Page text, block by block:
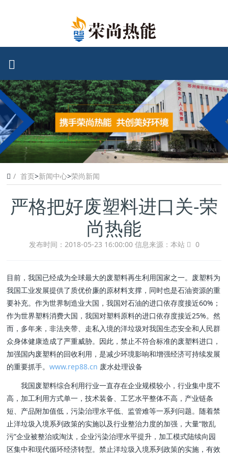
首页>新闻中心>荣尚新闻
严格把好废塑料进口关-荣
尚热能
发布时间：2018-05-23 16:00:00 信息来源：本站 0
目前，我国已经成为全球最大的废塑料再生利用国家之一。废塑料为
我国工业发展提供了质优价廉的原材料支撑，同时也是石油资源的重
要补充。作为世界制造业大国，我国对石油的进口依存度接近60%；
作为世界塑料消费大国，我国对塑料原料的进口依存度接近25%。然
而，多年来，非法夹带、走私入境的洋垃圾对我国生态安全和人民群
众身体健康造成了严重威胁。因此，禁止不符合标准的废塑料进口，
加强国内废塑料的回收利用，是减少环境影响和增强经济可持续发展
的重要抓手。www.rep88.cn 废水处理设备
我国废塑料综合利用行业一直存在企业规模较小，行业集中度不
高，加工利用方式单一，技术装备、工艺水平整体不高，产业链条
短、产品附加值低，污染治理水平低、监管难等一系列问题。随着禁
止洋垃圾入境系列政策的实施以及行业整治力度的加强，大量“散乱
污”企业被整治或淘汰，企业污染治理水平提升，加工模式陆续向园
区集中和现代循环经济转型。禁止洋垃圾入境系列政策的实施，有效